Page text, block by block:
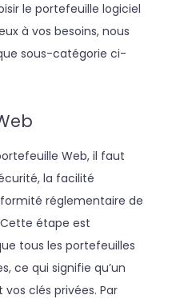
le portefeuille logiciel
à vos besoins, nous
sous-catégorie ci-
Web, il faut
la facilité
réglementaire de
étape est
tous les portefeuilles
ce qui signifie qu’un
clés privées. Par